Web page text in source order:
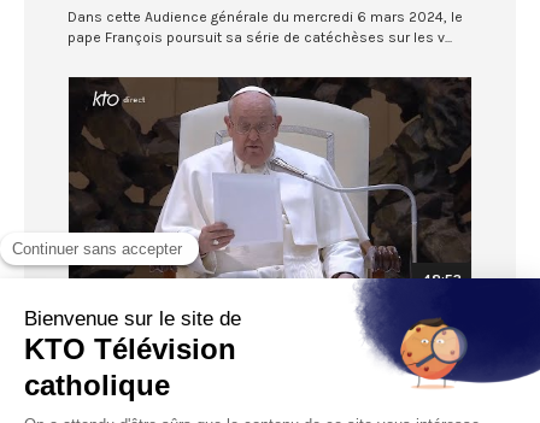
Dans cette Audience générale du mercredi 6 mars 2024, le
pape François poursuit sa série de catéchèses sur les v...
48:53
Audience générale du 28 février 2024 - Les
vices et les vertus : L’envie et la vaine gloire
Diffusé le 28/02/2024